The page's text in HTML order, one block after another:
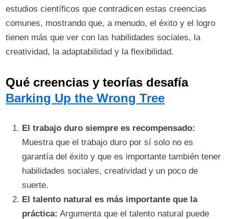
estudios científicos que contradicen estas creencias
comunes, mostrando que, a menudo, el éxito y el logro
tienen más que ver con las habilidades sociales, la
creatividad, la adaptabilidad y la flexibilidad.
Qué creencias y teorías desafía
Barking Up the Wrong Tree
El trabajo duro siempre es recompensado:
Muestra que el trabajo duro por sí solo no es
garantía del éxito y que es importante también tener
habilidades sociales, creatividad y un poco de
suerte.
El talento natural es más importante que la
práctica: Argumenta que el talento natural puede